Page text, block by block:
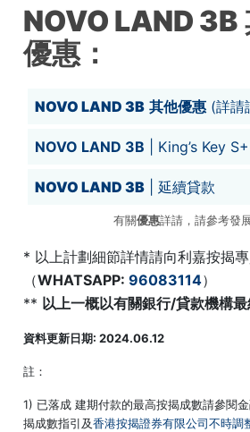
NOVO LAND 3B
優惠：
NOVO LAND 3B 其他優惠 (詳請
NOVO LAND 3B | King’s Key
NOVO LAND 3B | 延續貸款
有關優惠詳請，請參考發
* 以上計劃細節詳情請向利嘉按揭專
（WHATSAPP:96083114）
** 以上一概以有關銀行/貸款機構最
資料更新日期: 2024.06.12
註：
1) 已落成 建期付款的最高按揭成數請參閱
揭成數指引及香港按揭證券有限公司不時調